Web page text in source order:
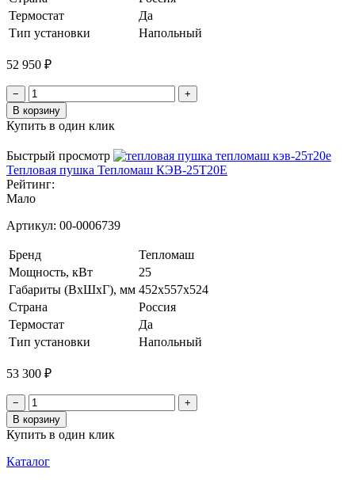
Термостат
Да
Тип установки
Напольный
52 950 ₽
−
+
В корзину
Купить в один клик
Быстрый просмотр
Тепловая пушка Тепломаш КЭВ-25Т20Е
Рейтинг:
Мало
Артикул: 00-0006739
Бренд
Тепломаш
Мощность, кВт
25
Габариты (ВхШхГ), мм 452х557x524
Страна
Россия
Термостат
Да
Тип установки
Напольный
53 300 ₽
−
+
В корзину
Купить в один клик
Каталог